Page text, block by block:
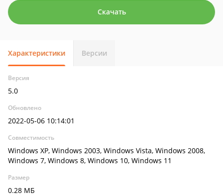
Скачать
Характеристики Версии
Версия
5.0
Обновлено
2022-05-06 10:14:01
Совместимость
Windows XP, Windows 2003, Windows Vista, Windows 2008,
Windows 7, Windows 8, Windows 10, Windows 11
Размер
0.28 МБ